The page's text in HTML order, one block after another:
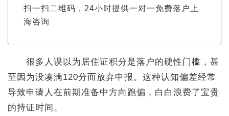
扫一扫二维码，24小时提供一对一免费落户上
海咨询
很多人误以为居住证积分是落户的硬性门槛，甚
至因为没凑满120分而放弃申报。这种认知偏差经常
导致申请人在前期准备中方向跑偏，白白浪费了宝贵
的持证时间。